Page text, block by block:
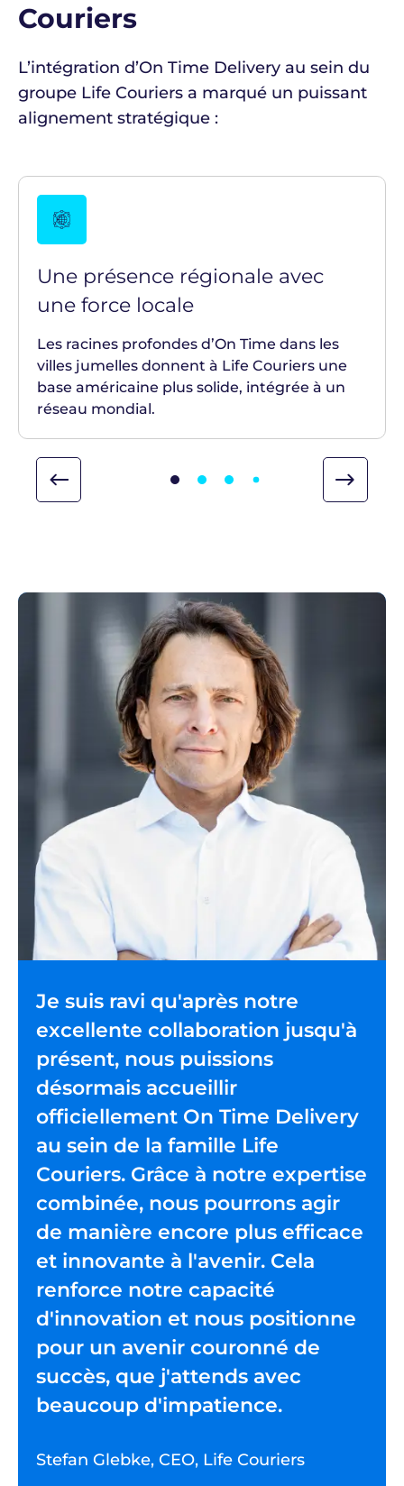
Couriers
L’intégration d’On Time Delivery au sein du
groupe Life Couriers a marqué un puissant
alignement stratégique :
Une présence régionale avec
une force locale
Les racines profondes d’On Time dans les
villes jumelles donnent à Life Couriers une
base américaine plus solide, intégrée à un
réseau mondial.
Je suis ravi qu'après notre
excellente collaboration jusqu'à
présent, nous puissions
désormais accueillir
officiellement On Time Delivery
au sein de la famille Life
Couriers. Grâce à notre expertise
combinée, nous pourrons agir
de manière encore plus efficace
et innovante à l'avenir. Cela
renforce notre capacité
d'innovation et nous positionne
pour un avenir couronné de
succès, que j'attends avec
beaucoup d'impatience.
Stefan Glebke, CEO, Life Couriers